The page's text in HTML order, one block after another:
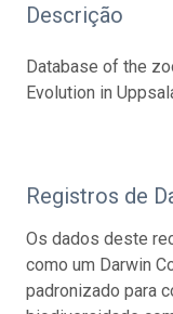
Descrição
Database of the
Evolution in
Registros de
Os dados deste
como um Darwin
padronizado para